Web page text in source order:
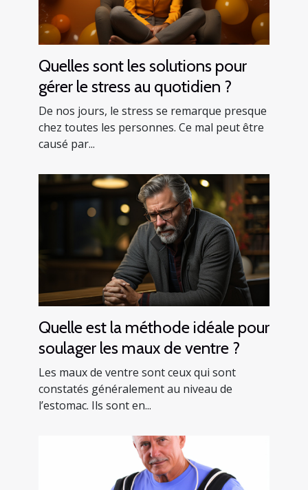
Quelles sont les solutions pour
gérer le stress au quotidien ?
De nos jours, le stress se remarque presque
chez toutes les personnes. Ce mal peut être
causé par...
Quelle est la méthode idéale pour
soulager les maux de ventre ?
Les maux de ventre sont ceux qui sont
constatés généralement au niveau de
l’estomac. Ils sont en...